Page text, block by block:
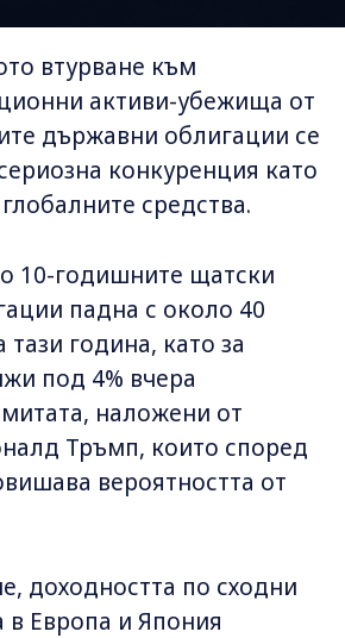
втурване към
активи-убежища от
държавни облигации се
конкуренция като
средства.
10-годишните щатски
падна с около 40
тази година, като за
под 4% вчера
наложени от
Тръмп, които според
вероятността от
доходността по сходни
Европа и Япония